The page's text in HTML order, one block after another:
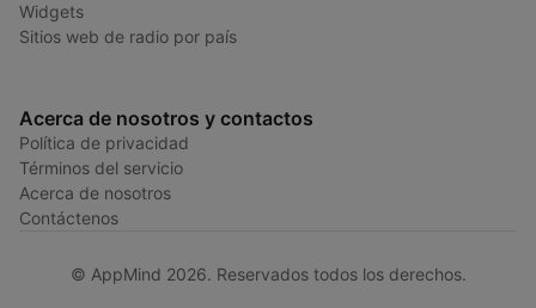
Widgets
Sitios web de radio por país
Acerca de nosotros y contactos
Política de privacidad
Términos del servicio
Acerca de nosotros
Contáctenos
© AppMind 2026. Reservados todos los derechos.